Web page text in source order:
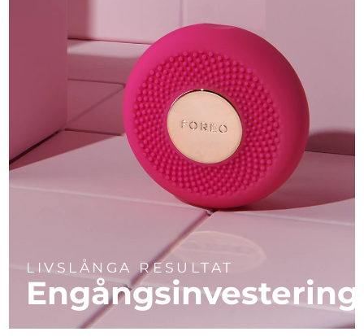
LIVSLÅNGA RESULTAT
Engångsinvestering